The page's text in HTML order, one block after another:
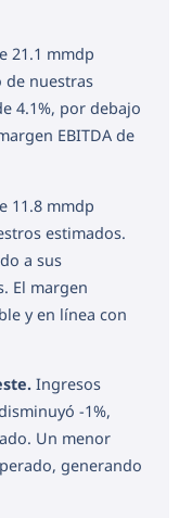
21.1 mmdp
de nuestras
4.1%, por debajo
EBITDA de
11.8 mmdp
estimados.
a sus
El margen
y en línea con
Ingresos
-1%,
Un menor
generando